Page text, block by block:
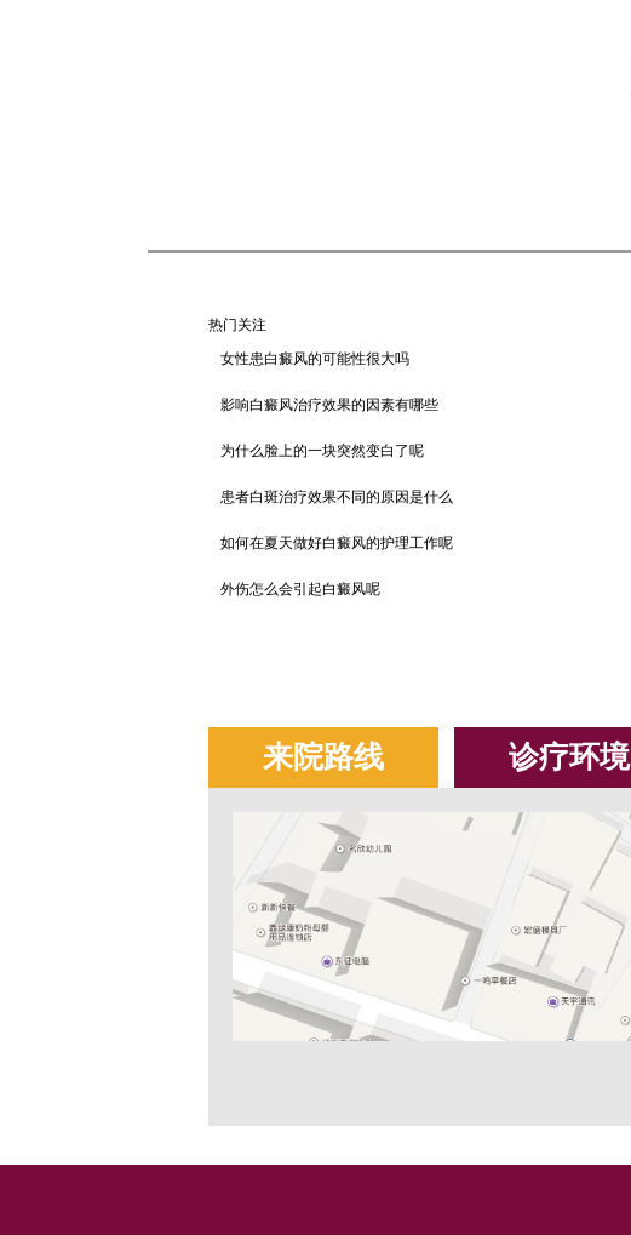
热门关注
女性患白癜风的可能性很大吗
影响白癜风治疗效果的因素有哪些
为什么脸上的一块突然变白了呢
患者白斑治疗效果不同的原因是什么
如何在夏天做好白癜风的护理工作呢
外伤怎么会引起白癜风呢
来院路线 诊疗环境